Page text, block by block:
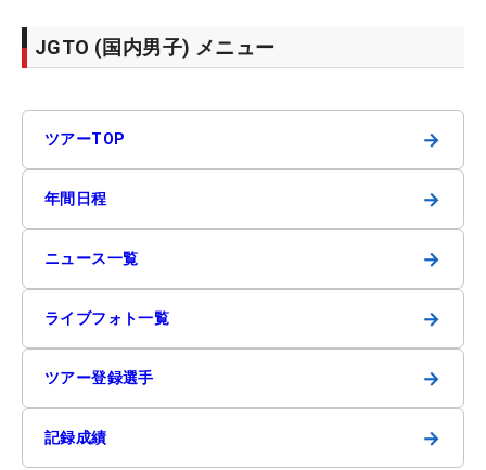
JGTO (国内男子) メニュー
ツアーTOP →
年間日程 →
ニュース一覧 →
ライブフォト一覧 →
ツアー登録選手 →
記録成績 →